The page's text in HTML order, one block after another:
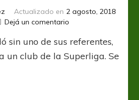
Actualizado en 2 agosto, 2018
Dejá un comentarioen
fue
el
último
sin uno de sus referentes,
un club de la Superliga. Se